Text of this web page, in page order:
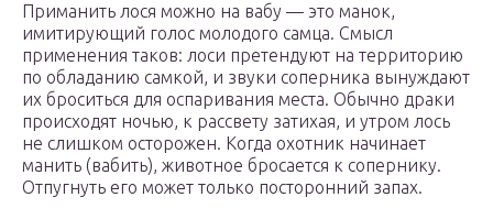
Приманить лося можно на вабу — это манок,
имитирующий голос молодого самца. Смысл
применения таков: лоси претендуют на территорию
по обладанию самкой, и звуки соперника вынуждают
их броситься для оспаривания места. Обычно драки
происходят ночью, к рассвету затихая, и утром лось
не слишком осторожен. Когда охотник начинает
манить (вабить), животное бросается к сопернику.
Отпугнуть его может только посторонний запах.